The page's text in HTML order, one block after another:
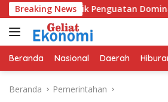
Langsung
ke
konten
Breaking News
Bidik Penguatan Dominasi Pasar di
Beranda Nasional Daerah
Beranda Pemerintahan